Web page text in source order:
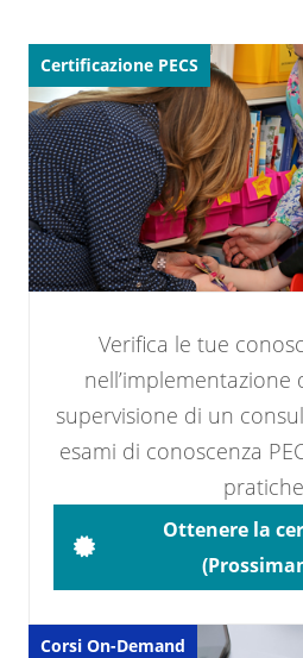
Certificazione PECS
Verifica le tue
nell’implementazione
supervisione di un
esami di conoscenza
Ottenere la
Corsi On-Demand